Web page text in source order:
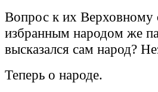
Вопрос к их Верховному
избранным народом же
высказался сам народ?
Теперь о народе.